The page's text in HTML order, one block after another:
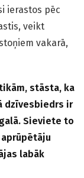
ierastos pēc
veikt
vakarā,
stāsta, ka
dzīvesbiedrs ir
Sieviete to
labāk